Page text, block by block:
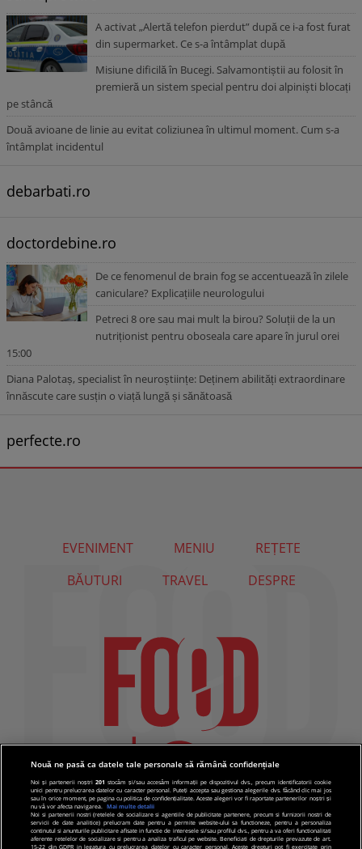
A activat „Alertă telefon pierdut” după ce i-a fost furat
din supermarket. Ce s-a întâmplat după
Misiune dificilă în Bucegi. Salvamontiștii au folosit în
premieră un sistem special pentru doi alpiniști blocați
pe stâncă
Două avioane de linie au evitat coliziunea în ultimul moment. Cum s-a
întâmplat incidentul
debarbati.ro
doctordebine.ro
De ce fenomenul de brain fog se accentuează în zilele
caniculare? Explicațiile neurologului
Petreci 8 ore sau mai mult la birou? Soluții de la un
nutriționist pentru oboseala care apare în jurul orei
15:00
Diana Palotaș, specialist în neuroștiințe: Deținem abilități extraordinare
înnăscute care susțin o viață lungă și sănătoasă
perfecte.ro
EVENIMENT MENIU
REȚETE
BĂUTURI
TRAVEL DESPRE
Nouă ne pasă ca datele tale personale să rămână confidențiale
Noi și partenerii noștri201 stocăm și/sau accesăm informații pe dispozitivul dvs., precum identificatorii cookie
unici pentru prelucrarea datelor cu caracter personal. Puteți accepta sau gestiona alegerile dvs. făcând clic mai jos
sau în orice moment, pe pagina cu politica de confidențialitate. Aceste alegeri vor fi raportate partenerilor noștri și
nu vă vor afecta navigarea.
Mai multe detalii
Noi si partenerii nostri (retelele de socializare si agentiile de publicitate partenere, precum si furnizorii nostri de
servicii de date analitice) prelucram date pentru a permite website-ului sa functioneze, pentru a personaliza
continutul si anunturile publicitare afisate in functie de interesele si/sau profilul dvs., pentru a va oferi functionalitati
aferente retelelor de socializare si pentru a analiza traficul pe website. Beneficiati de drepturile prevazute de art.
15-22 din GDPR in legatura cu prelucrarea datelor cu caracter personal. Aceste drepturi pot fi exercitate prin